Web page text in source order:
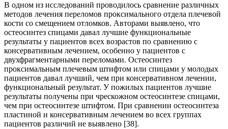
В одном из исследований проводилось сравнение различных
методов лечения переломов проксимального отдела плечевой
кости со смещением отломков. Авторами выявлено, что
остеосинтез спицами давал лучшие функциональные
результаты у пациентов всех возрастов по сравнению с
консервативным лечением, особенно у пациентов с
двухфрагментарными переломами. Остеосинтез
проксимальным плечевым штифтом или спицами у молодых
пациентов давал лучший, чем при консервативном лечении,
функциональный результат. У пожилых пациентов лучшие
результаты получены при чрескожном остеосинтезе спицами,
чем при остеосинтезе штифтом. При сравнении остеосинтеза
пластиной и консервативным лечением во всех группах
пациентов различий не выявлено [38].